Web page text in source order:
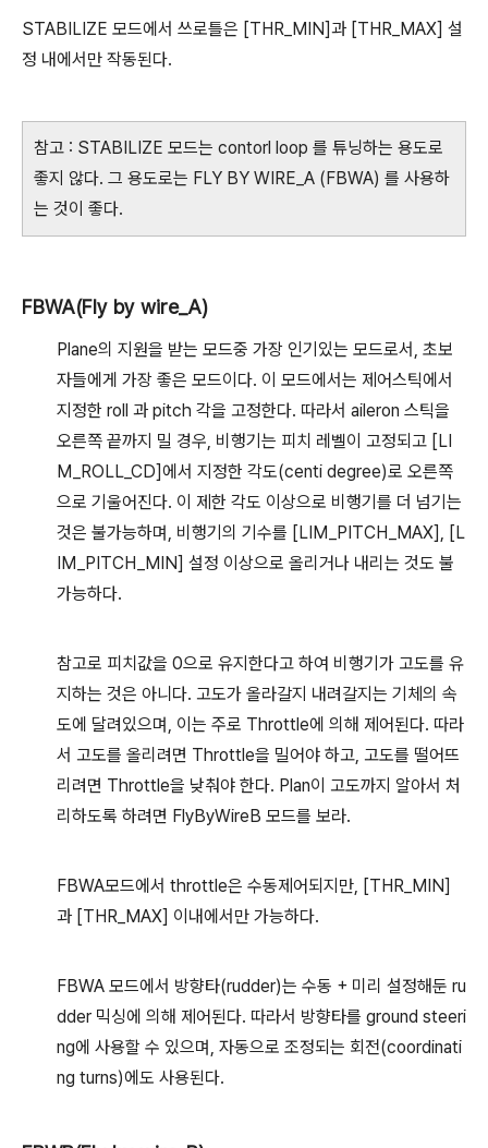
STABILIZE 모드에서 쓰로틀은 [THR_MIN]과 [THR_MAX] 설
정 내에서만 작동된다.
참고 : STABILIZE 모드는 contorl loop 를 튜닝하는 용도로
좋지 않다. 그 용도로는 FLY BY WIRE_A (FBWA) 를 사용하
는 것이 좋다.
FBWA(Fly by wire_A)
Plane의 지원을 받는 모드중 가장 인기있는 모드로서, 초보
자들에게 가장 좋은 모드이다. 이 모드에서는 제어스틱에서
지정한 roll 과 pitch 각을 고정한다. 따라서 aileron 스틱을
오른쪽 끝까지 밀 경우, 비행기는 피치 레벨이 고정되고 [LI
M_ROLL_CD]에서 지정한 각도(centi degree)로 오른쪽
으로 기울어진다. 이 제한 각도 이상으로 비행기를 더 넘기는
것은 불가능하며, 비행기의 기수를 [LIM_PITCH_MAX], [L
IM_PITCH_MIN] 설정 이상으로 올리거나 내리는 것도 불
가능하다.
참고로 피치값을 0으로 유지한다고 하여 비행기가 고도를 유
지하는 것은 아니다. 고도가 올라갈지 내려갈지는 기체의 속
도에 달려있으며, 이는 주로 Throttle에 의해 제어된다. 따라
서 고도를 올리려면 Throttle을 밀어야 하고, 고도를 떨어뜨
리려면 Throttle을 낮춰야 한다. Plan이 고도까지 알아서 처
리하도록 하려면 FlyByWireB 모드를 보라.
FBWA모드에서 throttle은 수동제어되지만, [THR_MIN]
과 [THR_MAX] 이내에서만 가능하다.
FBWA 모드에서 방향타(rudder)는 수동 + 미리 설정해둔 ru
dder 믹싱에 의해 제어된다. 따라서 방향타를 ground steeri
ng에 사용할 수 있으며, 자동으로 조정되는 회전(coordinati
ng turns)에도 사용된다.